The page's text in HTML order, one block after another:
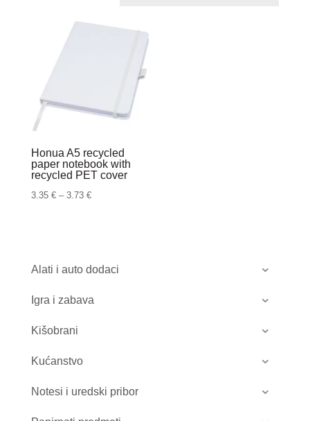
Alati i auto dodaci
Igra i zabava
Kišobrani
Kućanstvo
Notesi i uredski pribor
Honua A5 recycled
paper notebook with
recycled PET cover
3.35 € – 3.73 €Raspon
do